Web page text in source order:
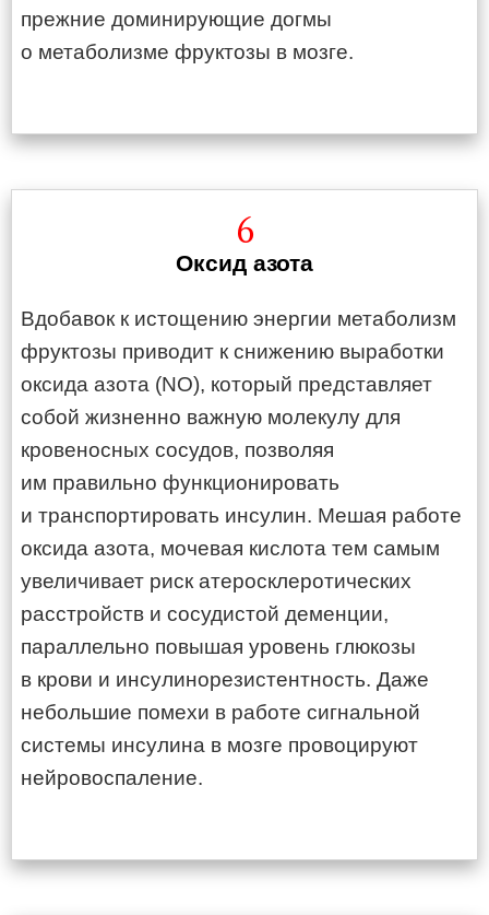
прежние доминирующие догмы
о метаболизме фруктозы в мозге.
6
Оксид азота
Вдобавок к истощению энергии метаболизм
фруктозы приводит к снижению выработки
оксида азота (NO), который представляет
собой жизненно важную молекулу для
кровеносных сосудов, позволяя
им правильно функционировать
и транспортировать инсулин. Мешая работе
оксида азота, мочевая кислота тем самым
увеличивает риск атеросклеротических
расстройств и сосудистой деменции,
параллельно повышая уровень глюкозы
в крови и инсулинорезистентность. Даже
небольшие помехи в работе сигнальной
системы инсулина в мозге провоцируют
нейровоспаление.